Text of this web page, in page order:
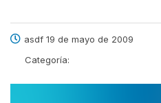
asdf 19 de mayo de 2009
Categoría: